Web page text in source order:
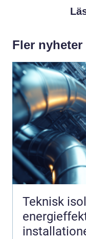
Fler nyheter
Teknisk isolering